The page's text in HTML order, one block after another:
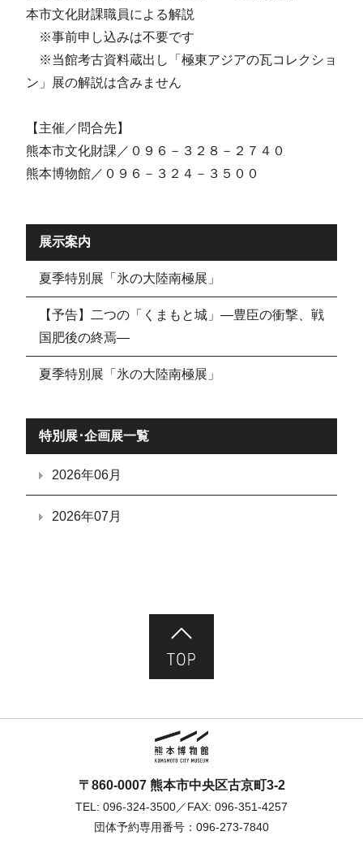
本市文化財課職員による解説
※事前申し込みは不要です
※当館考古資料蔵出し「極東アジアの瓦コレクショ
ン」展の解説は含みません
【主催／問合先】
熊本市文化財課／０９６－３２８－２７４０
熊本博物館／０９６－３２４－３５００
展示案内
夏季特別展「氷の大陸南極展」
【予告】二つの「くまもと城」―豊臣の衝撃、戦
国肥後の終焉―
夏季特別展「氷の大陸南極展」
特別展･企画展一覧
2026年06月
2026年07月
〒860-0007 熊本市中央区古京町3-2
TEL: 096-324-3500／FAX: 096-351-4257
団体予約専用番号： 096-273-7840